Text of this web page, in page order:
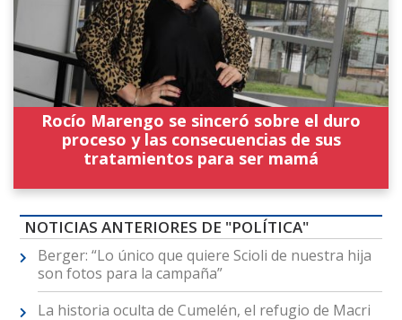
Rocío Marengo se sinceró sobre el duro
proceso y las consecuencias de sus
tratamientos para ser mamá
NOTICIAS ANTERIORES DE "POLÍTICA"
Berger: “Lo único que quiere Scioli de nuestra hija
son fotos para la campaña”
La historia oculta de Cumelén, el refugio de Macri